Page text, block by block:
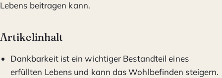
Lebens beitragen kann.
Artikelinhalt
Dankbarkeit ist ein wichtiger Bestandteil eines
erfüllten Lebens und kann das Wohlbefinden steigern.